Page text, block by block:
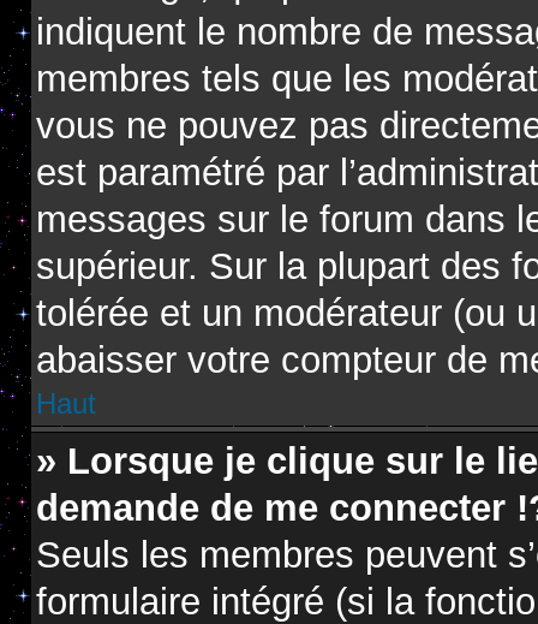
indiquent le nombre de
membres tels que les
vous ne pouvez pas
est paramétré par
messages sur le forum dans
supérieur. Sur la plupart des
tolérée et un modérateur (ou
abaisser votre compteur de
Haut
» Lorsque je clique sur le
demande de me connecter
Seuls les membres peuvent
formulaire intégré (si la